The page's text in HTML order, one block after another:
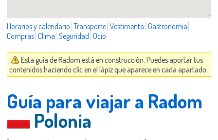
Horarios y calendario Transporte Vestimenta Gastronomía
Compras Clima Seguridad Ocio
Esta guía de Radom está en construcción. Puedes aportar tus
contenidos haciendo clic en el lápiz que aparece en cada apartado.
Guía para viajar a Radom
Polonia